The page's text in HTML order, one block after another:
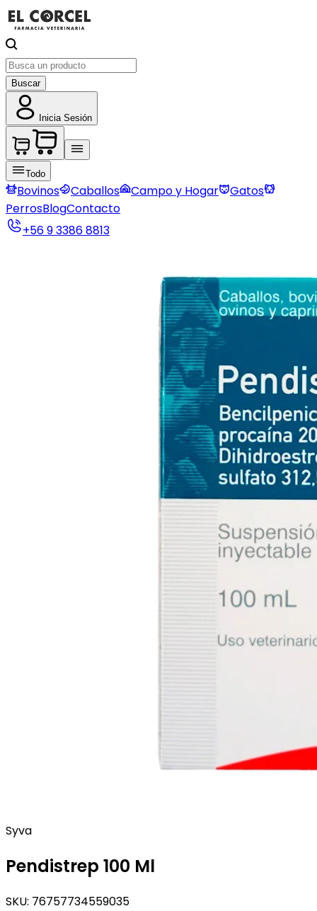
Buscar
Inicia Sesión
Todo
Bovinos Caballos Campo y Hogar
Gatos
PerrosBlogContacto
+56 9 3386 8813
Syva
Pendistrep 100 Ml
SKU: 76757734559035